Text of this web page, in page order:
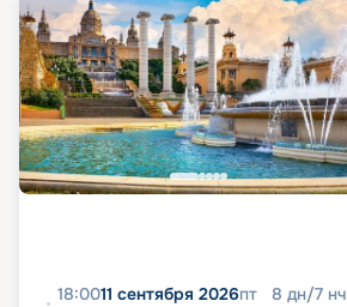
18:0011 сентября 2026пт 8 дн/7 нч